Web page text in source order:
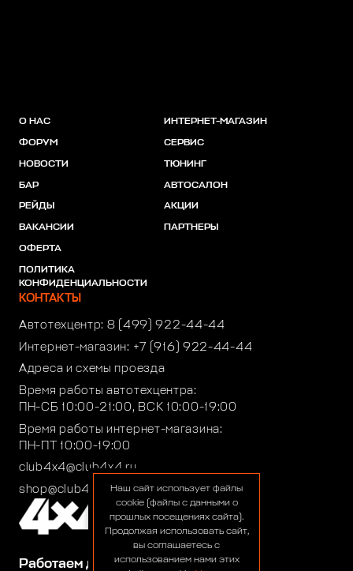
Работаем для вас:
О НАС
ФОРУМ
НОВОСТИ
БАР
РЕЙДЫ
ВАКАНСИИ
ОФЕРТА
ПОЛИТИКА
КОНФИДЕНЦИАЛЬНОСТИ
ИНТЕРНЕТ-МАГАЗИН
СЕРВИС
ТЮНИНГ
АВТОСАЛОН
АКЦИИ
ПАРТНЕРЫ
КОНТАКТЫ
Автотехцентр: 8 (499) 922-44-44
Интернет-магазин: +7 (916) 922-44-44
Адреса и схемы проезда
Время работы автотехцентра:
ПН-СБ 10:00-21:00, ВСК 10:00-19:00
Время работы интернет-магазина:
ПН-ПТ 10:00-19:00
club4x4@club4x4.ru
shop@club4x4.ruНаш сайт использует файлы
cookie (файлы с данными о
прошлых посещениях сайта).
Продолжая использовать сайт,
вы соглашаетесь с
использованием нами этих